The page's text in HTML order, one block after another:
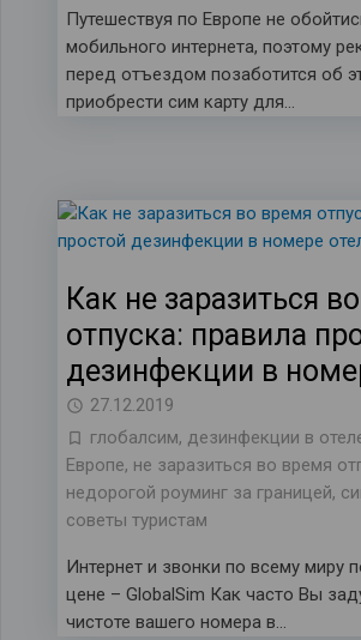
Путешествуя по Европе не
мобильного интернета, поэтому
перед отъездом позаботится об
приобрести сим карту для…
Как не заразиться
отпуска: правила
дезинфекции в
27.12.2019
глобалсим, дезинфекции в
Европе, не заразиться во время
недорогой роуминг за границей,
советы туристам
Интернет и звонки по всему миру
цене – GlobalSim Как часто Вы
чистоте вашего номера в…